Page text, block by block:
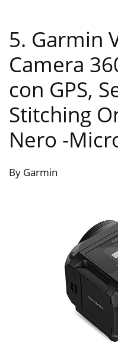
5. Garmin
Camera
con GPS,
Stitching
Nero -
By Garmin